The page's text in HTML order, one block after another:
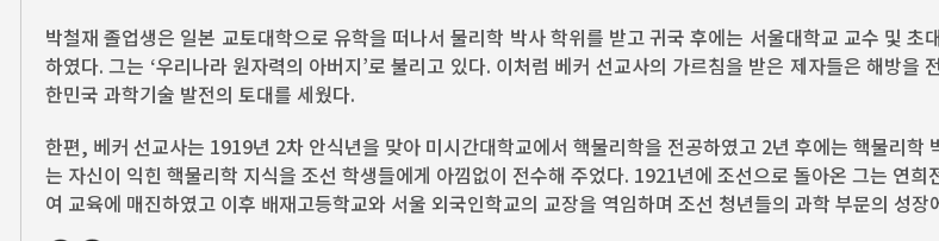
박철재 졸업생은 일본 교토대학으로 유학을 떠나서 물리학 박사 학위를 받고 귀국 후에는 서울대학교 교수 및 초
하였다. 그는 ‘우리나라 원자력의 아버지’로 불리고 있다. 이처럼 베커 선교사의 가르침을 받은 제자들은 해방을
한민국 과학기술 발전의 토대를 세웠다.
한편, 베커 선교사는 1919년 2차 안식년을 맞아 미시간대학교에서 핵물리학을 전공하였고 2년 후에는 핵물리학
는 자신이 익힌 핵물리학 지식을 조선 학생들에게 아낌없이 전수해 주었다. 1921년에 조선으로 돌아온 그는 연희
여 교육에 매진하였고 이후 배재고등학교와 서울 외국인학교의 교장을 역임하며 조선 청년들의 과학 부문의 성장